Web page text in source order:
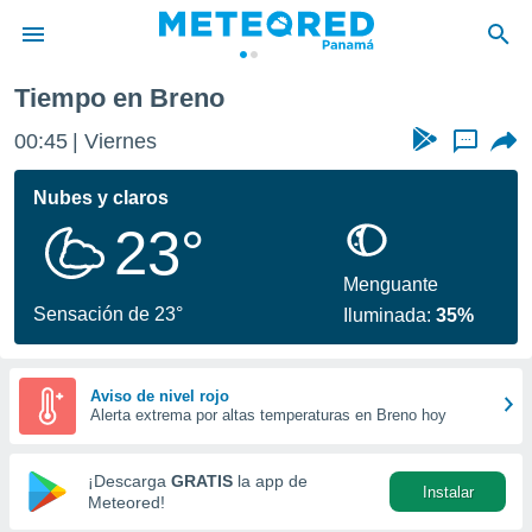
de
ha
calidad.
a este
las
y
forma
digital
basada
Tiempo en Breno
00:45 Viernes ...
Nubes y claros
23°
Sensación de 23°
Menguante
Iluminada:35%
Aviso de nivel rojo
Alerta extrema por altas temperaturas en Breno hoy
¡Descarga GRATIS la app de
Meteored!
Instalar